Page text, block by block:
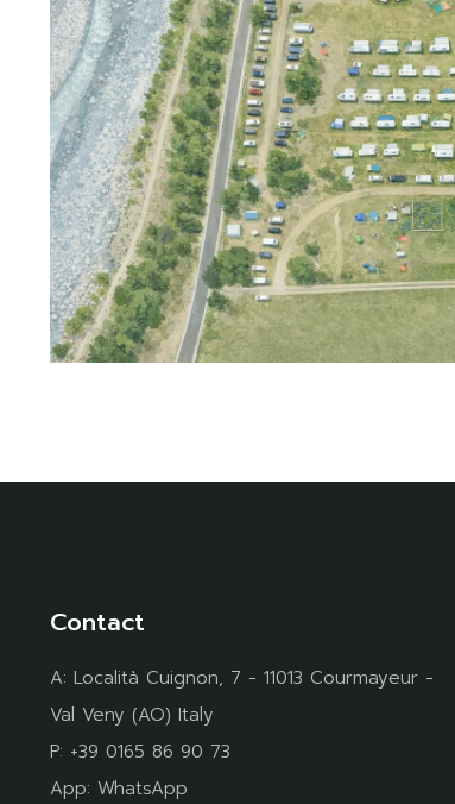
Contact
A: Località Cuignon, 7 - 11013 Courmayeur -
Val Veny (AO) Italy
P: +39 0165 86 90 73
App: WhatsApp